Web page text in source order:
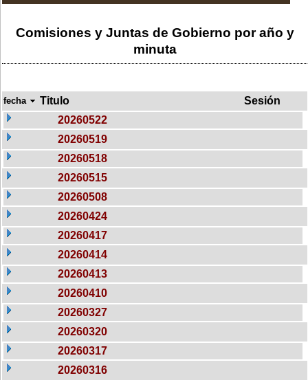
Comisiones y Juntas de Gobierno por año y
minuta
fecha Titulo
Sesión
20260522
20260519
20260518
20260515
20260508
20260424
20260417
20260414
20260413
20260410
20260327
20260320
20260317
20260316